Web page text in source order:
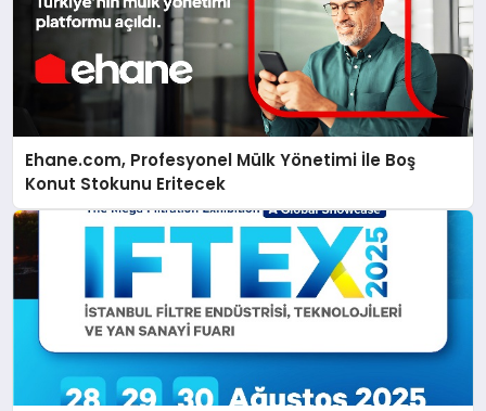
Ehane.com, Profesyonel Mülk Yönetimi İle Boş
Konut Stokunu Eritecek